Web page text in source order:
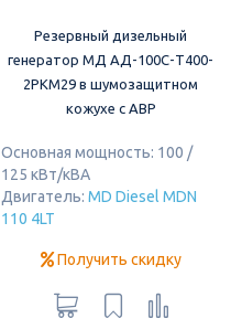
Резервный дизельный
генератор МД АД-100С-Т400-
2РКМ29 в шумозащитном
кожухе с АВР
Основная мощность: 100 /
125 кВт/кВА
Двигатель: MD Diesel MDN
110 4LT
Получить скидку